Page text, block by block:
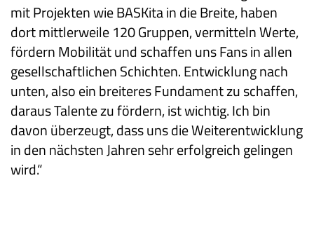
mit Projekten wie BASKita in die Breite, haben
dort mittlerweile 120 Gruppen, vermitteln Werte,
fördern Mobilität und schaffen uns Fans in allen
gesellschaftlichen Schichten. Entwicklung nach
unten, also ein breiteres Fundament zu schaffen,
daraus Talente zu fördern, ist wichtig. Ich bin
davon überzeugt, dass uns die Weiterentwicklung
in den nächsten Jahren sehr erfolgreich gelingen
wird.“